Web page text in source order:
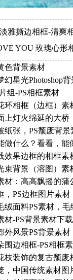
雅撕边相框-清爽
YOU 玫瑰心形
色背景素材
星光Photoshop
组-PS相框素材
环相框（边框）素
上灯火绵延的大桥
纸张，PS颓废背景
做什么？看看，能
效果边框的相框素
束背景（溶图）素
材：高高飘摇的蒲
，PS边框图片素材
绒面料PS素材，
材-PS背景素材下载
外风景PS背景素材
围边相框-PS相框
枝装饰的复古颓废
，中国传统素材图